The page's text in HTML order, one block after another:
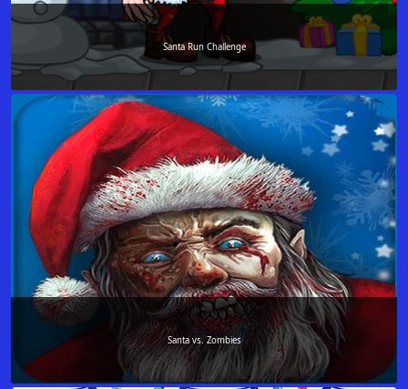
Santa Run Challenge
Santa vs. Zombies